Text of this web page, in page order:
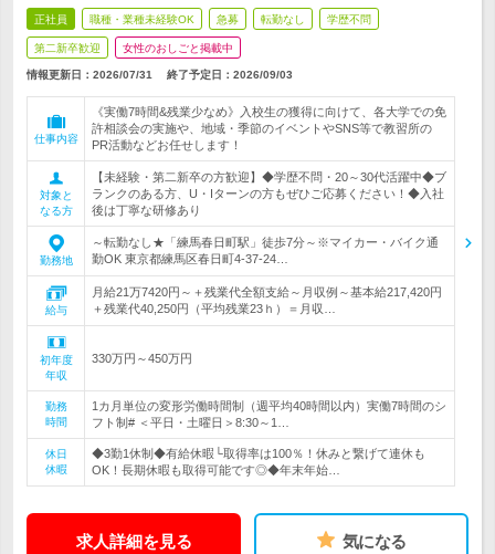
正社員 職種・業種未経験OK 急募 転勤なし 学歴不問
第二新卒歓迎 女性のおしごと掲載中
情報更新日：2026/07/31 終了予定日： 2026/09/03
仕事内容
《実働7時間&残業少なめ》入校生の獲得に向けて、各大学での免
許相談会の実施や、地域・季節のイベントやSNS等で教習所の
PR活動などお任せします！
対象と
なる方
【未経験・第二新卒の方歓迎】◆学歴不問・20～30代活躍中◆ブ
ランクのある方、U・Iターンの方もぜひご応募ください！◆入社
後は丁寧な研修あり
勤務地
～転勤なし★「練馬春日町駅」徒歩7分～※マイカー・バイク通
勤OK 東京都練馬区春日町4-37-24…
給与
月給21万7420円～＋残業代全額支給～月収例～基本給217,420円
＋残業代40,250円（平均残業23ｈ）＝月収…
初年度
年収
330万円～450万円
勤務
時間
1カ月単位の変形労働時間制（週平均40時間以内）実働7時間のシ
フト制# ＜平日・土曜日＞8:30～1…
休日
休暇
◆3勤1休制◆有給休暇└取得率は100％！休みと繋げて連休も
OK！長期休暇も取得可能です◎◆年末年始…
求人詳細を見る 気になる